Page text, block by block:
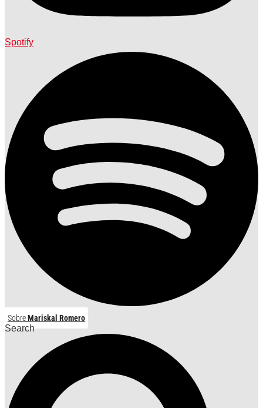
Spotify
SobreMariskal Romero
Search